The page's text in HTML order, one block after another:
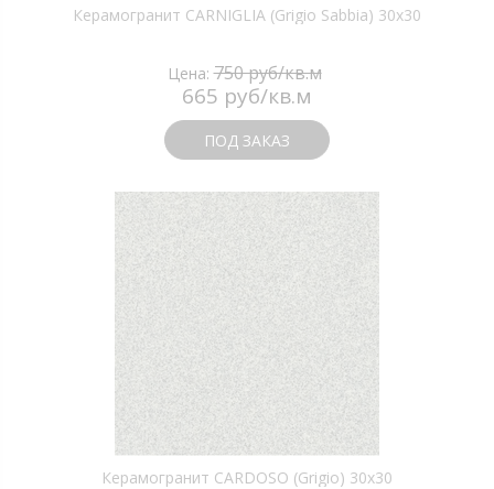
Керамогранит CARNIGLIA (Grigio Sabbia) 30х30
Цена:750 руб/кв.м
665 руб/кв.м
ПОД ЗАКАЗ
Керамогранит CARDOSO (Grigio) 30х30